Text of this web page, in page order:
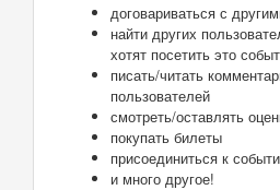
договариваться с
найти других
хотят посетить это
писать/читать
пользователей
смотреть/оставлять
покупать билеты
присоединиться к
и много другое!